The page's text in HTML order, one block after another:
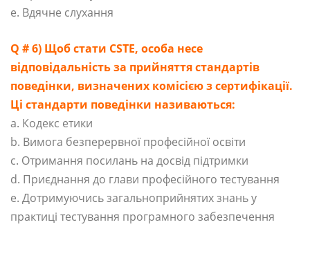
e. Вдячне слухання
Q # 6) Щоб стати CSTE, особа несе
відповідальність за прийняття стандартів
поведінки, визначених комісією з сертифікації.
Ці стандарти поведінки називаються:
a. Кодекс етики
b. Вимога безперервної професійної освіти
c. Отримання посилань на досвід підтримки
d. Приєднання до глави професійного тестування
e. Дотримуючись загальноприйнятих знань у
практиці тестування програмного забезпечення